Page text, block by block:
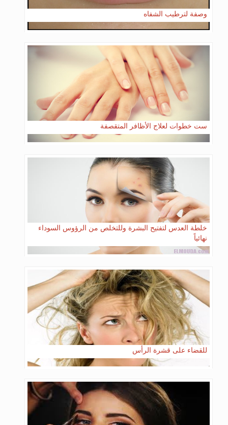
وصفة لترطيب الشفاه
ست خطوات لعلاج الأظافر المتقصفة
خلطة العدس لتفتيح البشرة وللتخلص من الرؤوس السوداء
نهائياً
للقضاء على قشرة الرأس